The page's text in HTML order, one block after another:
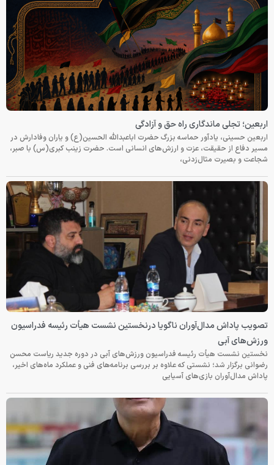
اربعین؛ تجلی ماندگاری راه حق و آزادگی
اربعین حسینی، یادآور حماسه بزرگ حضرت اباعبدالله الحسین(ع) و یاران وفادارش در
مسیر دفاع از حقیقت، عزت و ارزش‌های انسانی است. حضرت زینب کبری(س) با صبر،
شجاعت و بصیرت مثال‌زدنی،
تصویب پاداش مدال‌آوران ناگویا درنخستین نشست هیأت رئیسه فدراسیون
ورزش‌های آبی
نخستین نشست هیأت رئیسه فدراسیون ورزش‌های آبی در دوره جدید ریاست محسن
رضوانی برگزار شد؛ نشستی که علاوه بر بررسی برنامه‌های فنی و عملکرد ماه‌های اخیر،
پاداش مدال‌آوران بازی‌های آسیایی